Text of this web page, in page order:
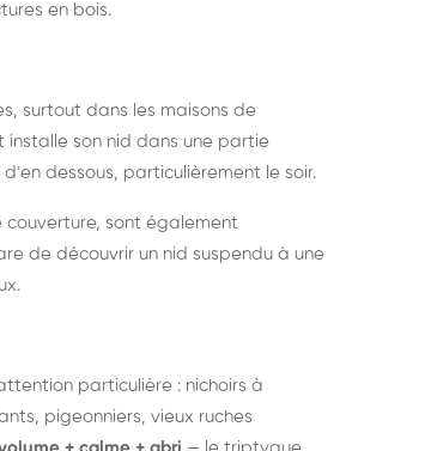
en bois.
surtout dans les maisons de
son nid dans une partie
dessous, particulièrement le soir.
couverture, sont également
de découvrir un nid suspendu à une
particulière : nichoirs à
pigeonniers, vieux ruches